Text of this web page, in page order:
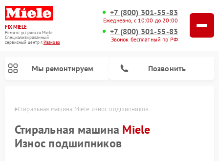
FIX-MIELE
Ремонт устройств Miele
Специализированный
cервисный центр г.Иваново
+7 (800) 301-55-83
Ежедневно, с 10:00 до 20:00
+7 (800) 301-55-83
Звонок бесплатный по РФ
Мы ремонтируем Позвонить
Стиральная машина Miele износ подшипников
Стиральная машина Miele
Износ подшипников